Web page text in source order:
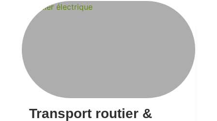
Transport routier &